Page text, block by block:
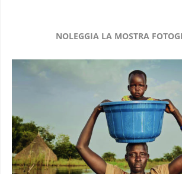
NOLEGGIA LA MOSTRA